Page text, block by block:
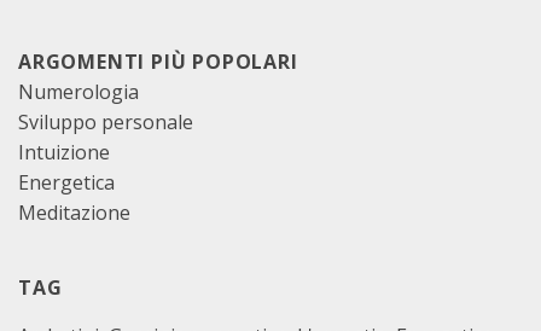
ARGOMENTI PIÙ POPOLARI
Numerologia
Sviluppo personale
Intuizione
Energetica
Meditazione
TAG